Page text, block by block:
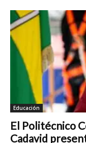
Educación
El Politécnico
Cadavid